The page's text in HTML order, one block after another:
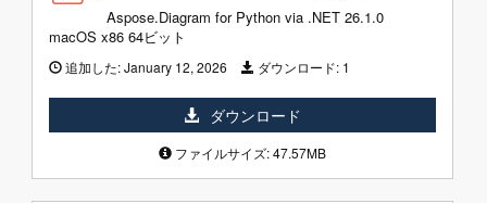
Aspose.Diagram for Python via .NET 26.1.0
macOS x86 64ビット
追加した:January 12, 2026 ダウンロード: 1
ダウンロード
ファイルサイズ: 47.57MB